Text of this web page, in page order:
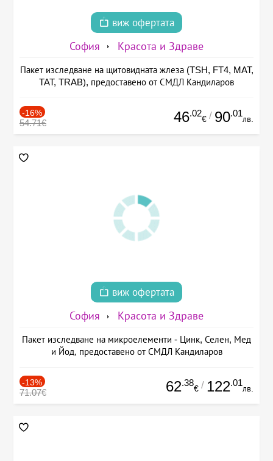
виж офертата
София Красота и Здраве
Пакет изследване на щитовидната жлеза (TSH, FT4, MAT,
TAT, TRAB), предоставено от СМДЛ Кандиларов
-16%
54.71€ 46.02
€ / 90.01
лв.
виж офертата
София Красота и Здраве
Пакет изследване на микроелементи - Цинк, Селен, Мед
и Йод, предоставено от СМДЛ Кандиларов
-13%
71.07€ 62.38
€ / 122.01
лв.